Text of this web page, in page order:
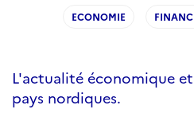
ECONOMIE
L'actualité économique
pays nordiques.